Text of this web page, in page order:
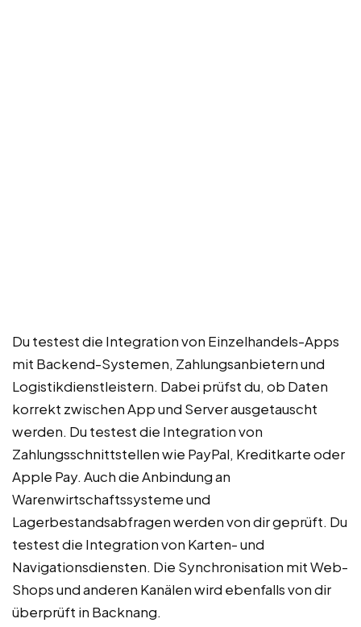
Du testest die Integration von Einzelhandels-Apps
mit Backend-Systemen, Zahlungsanbietern und
Logistikdienstleistern. Dabei prüfst du, ob Daten
korrekt zwischen App und Server ausgetauscht
werden. Du testest die Integration von
Zahlungsschnittstellen wie PayPal, Kreditkarte oder
Apple Pay. Auch die Anbindung an
Warenwirtschaftssysteme und
Lagerbestandsabfragen werden von dir geprüft. Du
testest die Integration von Karten- und
Navigationsdiensten. Die Synchronisation mit Web-
Shops und anderen Kanälen wird ebenfalls von dir
überprüft in Backnang.